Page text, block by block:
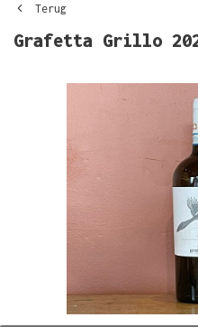
Terug
Grafetta Grillo